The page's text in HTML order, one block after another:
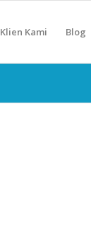
Klien Kami Blog